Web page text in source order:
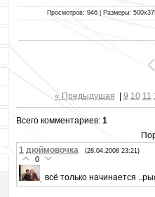
Просмотров: 946 | Размеры:
« Предыдущая 9 10 11
Всего комментариев: 1
1 дюймовочка (28.04.2008 23:21)
0
всё только начинается